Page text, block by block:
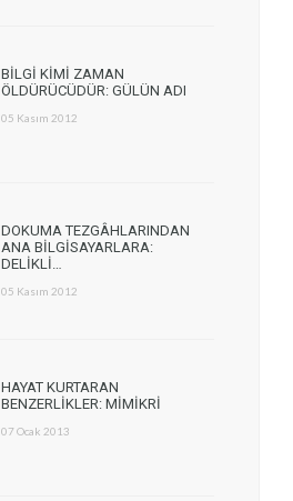
BİLGİ KİMİ ZAMAN
ÖLDÜRÜCÜDÜR: GÜLÜN ADI
05 Kasım 2012
DOKUMA TEZGÂHLARINDAN
ANA BİLGİSAYARLARA:
DELİKLİ…
05 Kasım 2012
HAYAT KURTARAN
BENZERLİKLER: MİMİKRİ
07 Ocak 2013